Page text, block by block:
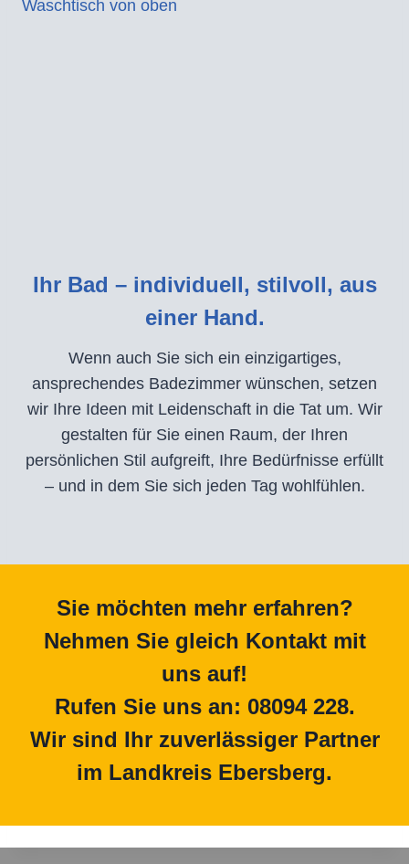
Ihr Bad – individuell, stilvoll, aus
einer Hand.
Wenn auch Sie sich ein einzigartiges,
ansprechendes Badezimmer wünschen, setzen
wir Ihre Ideen mit Leidenschaft in die Tat um. Wir
gestalten für Sie einen Raum, der Ihren
persönlichen Stil aufgreift, Ihre Bedürfnisse erfüllt
– und in dem Sie sich jeden Tag wohlfühlen.
Sie möchten mehr erfahren?
Nehmen Sie gleich Kontakt mit
uns auf!
Rufen Sie uns an: 08094 228.
Wir sind Ihr zuverlässiger Partner
im Landkreis Ebersberg.